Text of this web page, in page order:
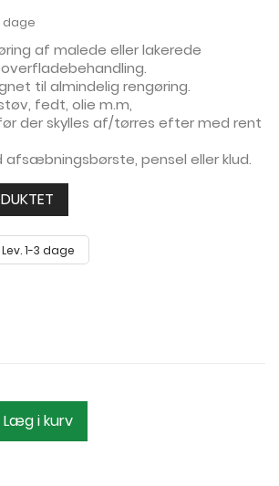
dage
af malede eller lakerede
til almindelig rengøring.
fedt, olie m.m,
der skylles af/tørres efter med rent
afsæbningsbørste, pensel eller klud.
Lev. 1-3 dage
Læg i kurv